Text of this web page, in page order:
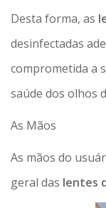
Desta forma, as
desinfectadas
comprometida a
saúde dos olhos
As Mãos
As mãos do
geral das lentes